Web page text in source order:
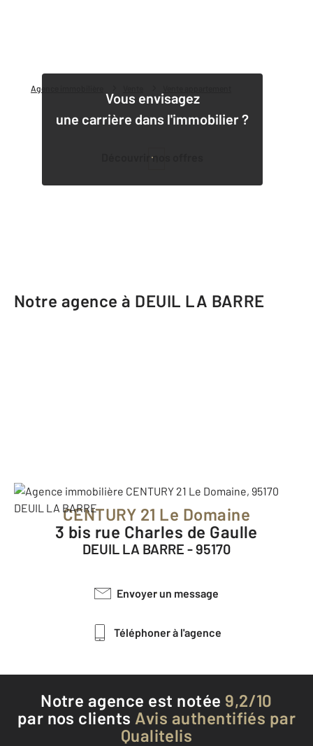
Agence immobilière
Vous envisagez
une carrière dans l'immobilier ?
Découvrir nos offres
Notre agence à DEUIL LA BARRE
CENTURY 21 Le Domaine
3 bis rue Charles de Gaulle
DEUIL LA BARRE - 95170
Envoyer un message
Téléphoner à l'agence
Notre agence est notée 9,2/10
par nos clients Avis authentifiés par
Qualitelis